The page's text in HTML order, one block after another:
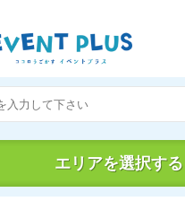
エリアを選択する